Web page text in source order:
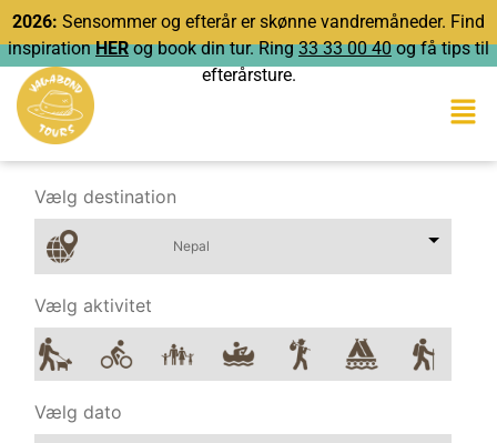
2026: Sensommer og efterår er skønne vandremåneder. Find
inspiration HERog book din tur. Ring33 33 00 40 og få tips til
efterårsture.
Vælg destination
Vælg aktivitet
Vælg dato